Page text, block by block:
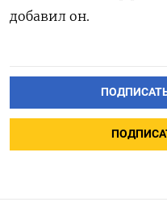
добавил он.